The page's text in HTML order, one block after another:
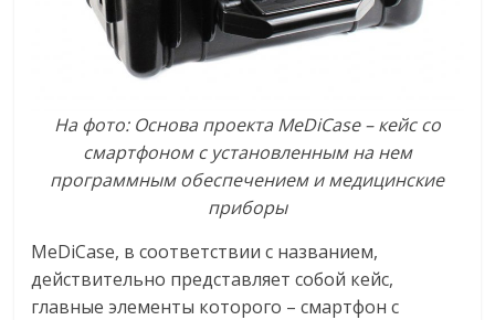
На фото: Основа проекта MeDiCase – кейс со
смартфоном с установленным на нем
программным обеспечением и медицинские
приборы
MeDiCase, в соответствии с названием,
действительно представляет собой кейс,
главные элементы которого – смартфон с